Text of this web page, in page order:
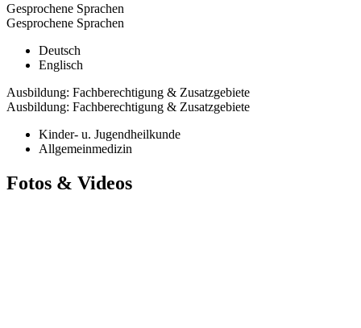
Gesprochene Sprachen
Gesprochene Sprachen
Deutsch
Englisch
Ausbildung: Fachberechtigung & Zusatzgebiete
Ausbildung: Fachberechtigung & Zusatzgebiete
Kinder- u. Jugendheilkunde
Allgemeinmedizin
Fotos & Videos